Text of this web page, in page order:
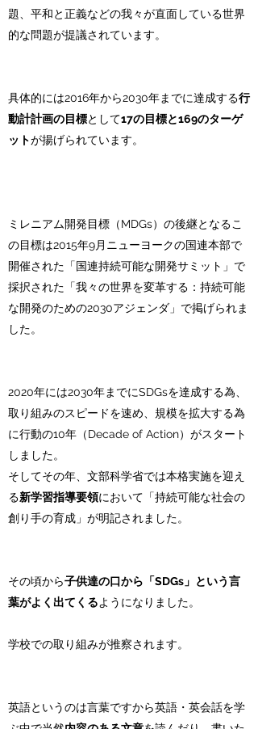
題、平和と正義などの我々が直面している世界
的な問題が提議されています。
具体的には2016年から2030年までに達成する行
動計計画の目標として17の目標と169のターゲ
ットが揚げられています。
ミレニアム開発目標（MDGs）の後継となるこ
の目標は2015年9月ニューヨークの国連本部で
開催された「国連持続可能な開発サミット」で
採択された「我々の世界を変革する：持続可能
な開発のための2030アジェンダ」で掲げられま
した。
2020年には2030年までにSDGsを達成する為、
取り組みのスピードを速め、規模を拡大する為
に行動の10年（Decade of Action）がスタート
しました。
そしてその年、文部科学省では本格実施を迎え
る新学習指導要領において「持続可能な社会の
創り手の育成」が明記されました。
その頃から子供達の口から「SDGs」という言
葉がよく出てくるようになりました。
学校での取り組みが推察されます。
英語というのは言葉ですから英語・英会話を学